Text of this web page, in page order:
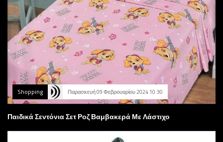
Shopping Παρασκευή 09 Φεβρουαρίου 2024 10:30
Παιδικά Σεντόνια Σετ Ροζ Βαμβακερά Με Λάστιχο